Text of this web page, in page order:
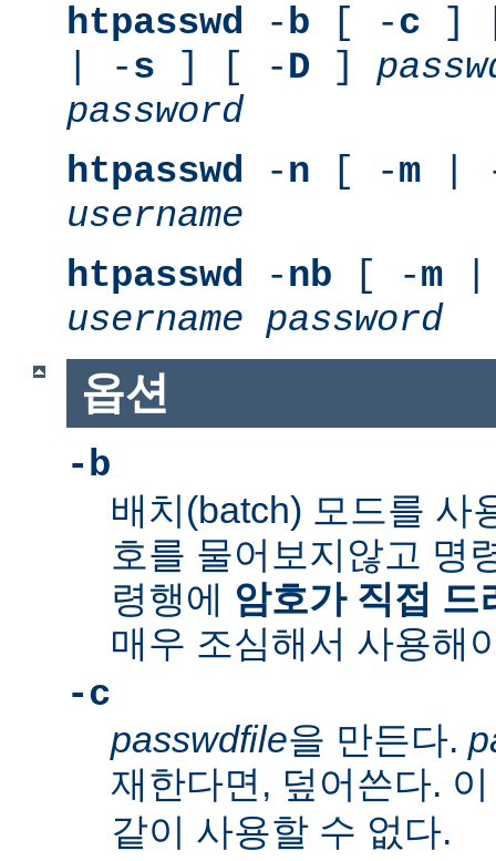
htpasswd -b [ -c ]
| -s ] [ -D ]
password
htpasswd -n [ -m |
username
htpasswd -nb [ -m
username password
옵션
-b
배치(batch) 모드를 사
호를 물어보지않고 명
령행에 암호가 직접 드
매우 조심해서 사용해
-c
passwdfile을 만든다.
재한다면, 덮어쓴다.
같이 사용할 수 없다.